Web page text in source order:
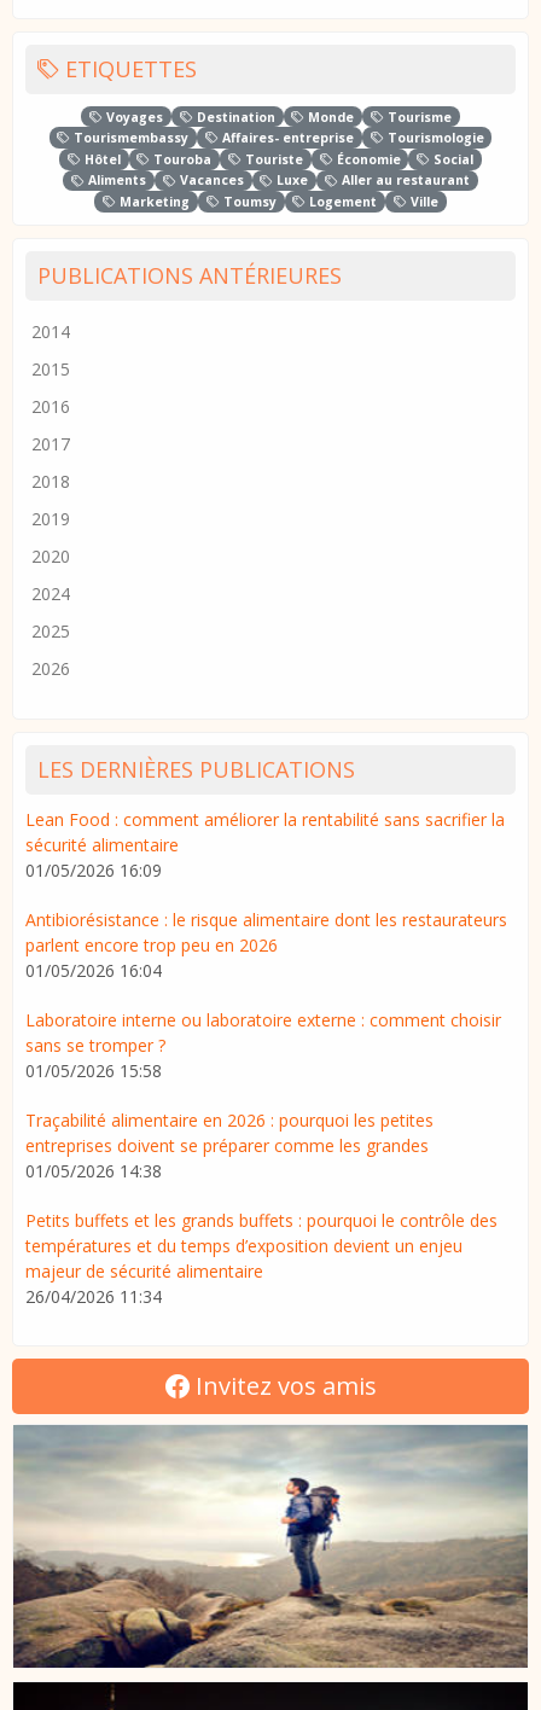
ETIQUETTES
Voyages Destination Monde
Tourisme
Tourismembassy
Affaires- entreprise
Tourismologie
Hôtel
Touroba Touriste Économie
Social
Aliments
Vacances Luxe
Aller au restaurant
Marketing
Toumsy Logement Ville
PUBLICATIONS ANTÉRIEURES
2014
2015
2016
2017
2018
2019
2020
2024
2025
2026
LES DERNIÈRES PUBLICATIONS
Lean Food : comment améliorer la rentabilité sans sacrifier la
sécurité alimentaire
01/05/2026 16:09
Antibiorésistance : le risque alimentaire dont les restaurateurs
parlent encore trop peu en 2026
01/05/2026 16:04
Laboratoire interne ou laboratoire externe : comment choisir
sans se tromper ?
01/05/2026 15:58
Traçabilité alimentaire en 2026 : pourquoi les petites
entreprises doivent se préparer comme les grandes
01/05/2026 14:38
Petits buffets et les grands buffets : pourquoi le contrôle des
températures et du temps d’exposition devient un enjeu
majeur de sécurité alimentaire
26/04/2026 11:34
Invitez vos amis